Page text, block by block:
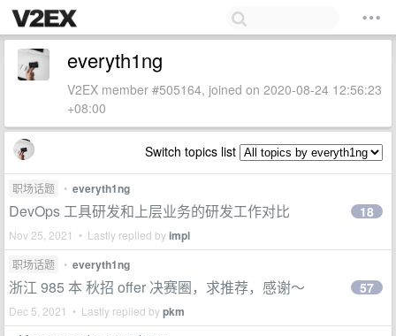
everyth1ng
V2EX member #505164, joined on 2020-08-24 12:56:23
+08:00
Switch topics list
职场话题 • everyth1ng
DevOps 工具研发和上层业务的研发工作对比
Nov 25, 2021 • Lastly replied byimpl
18
职场话题 • everyth1ng
浙江 985 本 秋招 offer 决赛圈，求推荐，感谢～
Dec 5, 2021 • Lastly replied bypkm
57